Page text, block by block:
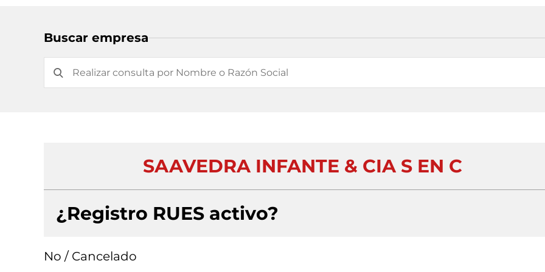
Buscar empresa
SAAVEDRA INFANTE & CIA S EN C
¿Registro RUES activo?
No / Cancelado